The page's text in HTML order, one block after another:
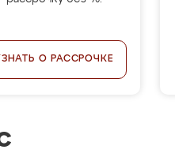
О РАССРОЧКЕ